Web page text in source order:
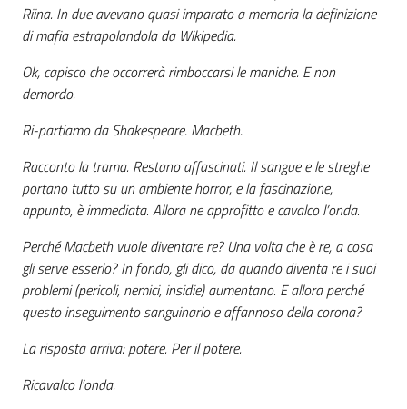
Riina. In due avevano quasi imparato a memoria la definizione
di mafia estrapolandola da Wikipedia.
Ok, capisco che occorrerà rimboccarsi le maniche. E non
demordo.
Ri-partiamo da Shakespeare. Macbeth.
Racconto la trama. Restano affascinati. Il sangue e le streghe
portano tutto su un ambiente horror, e la fascinazione,
appunto, è immediata. Allora ne approfitto e cavalco l’onda.
Perché Macbeth vuole diventare re? Una volta che è re, a cosa
gli serve esserlo? In fondo, gli dico, da quando diventa re i suoi
problemi (pericoli, nemici, insidie) aumentano. E allora perché
questo inseguimento sanguinario e affannoso della corona?
La risposta arriva: potere. Per il potere.
Ricavalco l’onda.